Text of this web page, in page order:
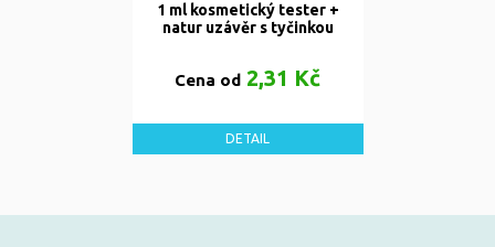
1 ml kosmetický tester +
natur uzávěr s tyčinkou
Cena od 2,31 Kč
DETAIL